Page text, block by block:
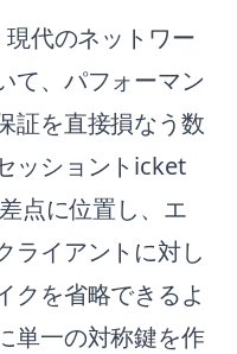
代のネットワー
て、パフォーマン
証を直接損なう数
ッショントicket
点に位置し、エ
ライアントに対し
クを省略できるよ
単一の対称鍵を作